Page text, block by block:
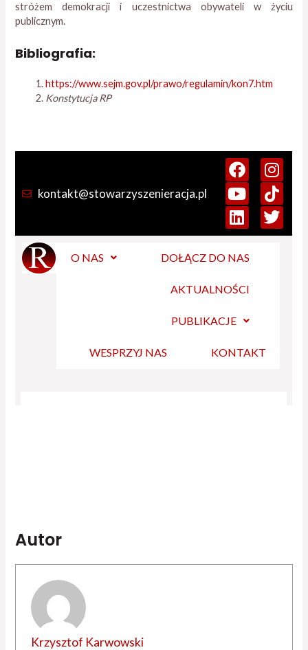
stróżem demokracji i uczestnictwa obywateli w życiu
publicznym.
Bibliografia:
https://www.sejm.gov.pl/prawo/regulamin/kon7.htm
Konstytucja RP
Autor
Krzysztof Karwowski